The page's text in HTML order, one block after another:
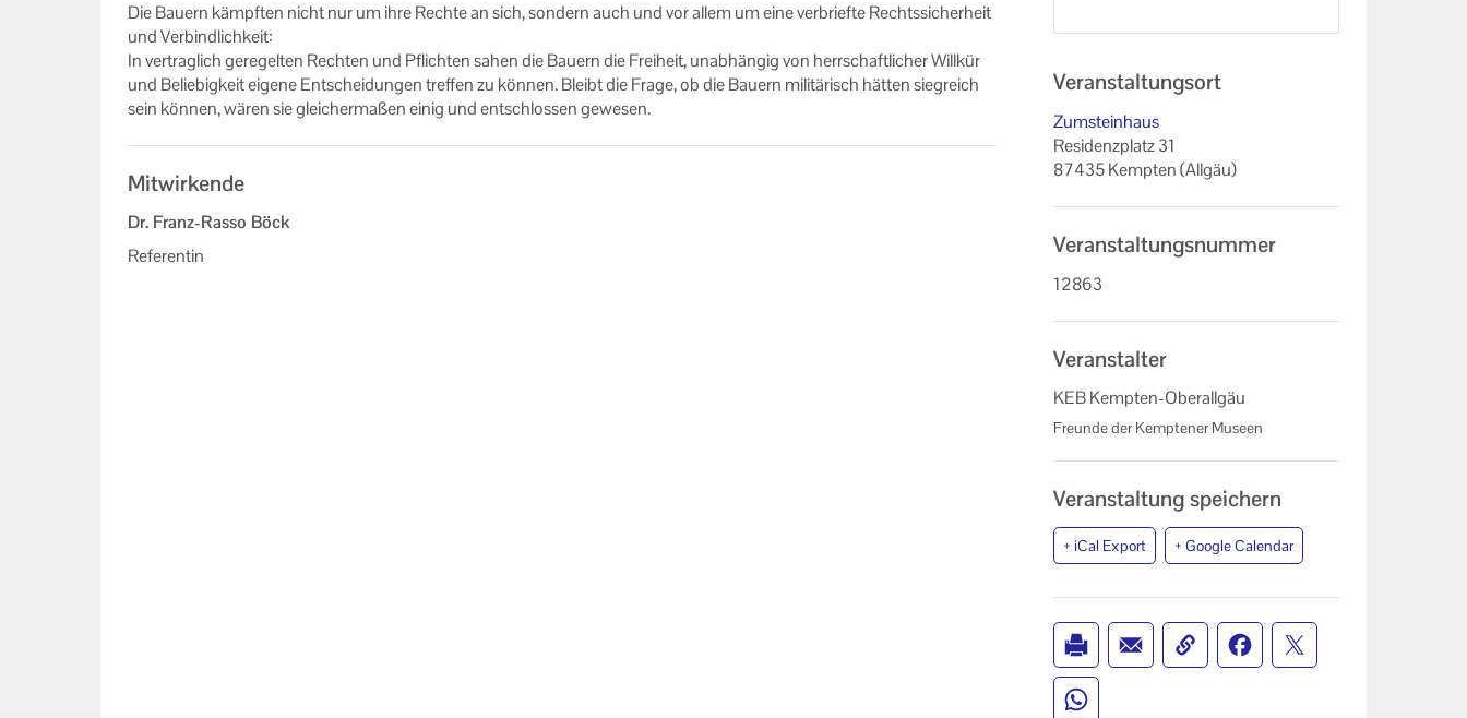
Die Bau­ern kämpf­ten nicht nur um ihre Rech­te an sich, son­dern auch und vor allem um eine ver­brief­te Rechts­si­cher­heit
und Ver­bind­lich­keit:
In ver­trag­lich ge­re­gel­ten Rech­ten und Pflich­ten sahen die Bau­ern die Frei­heit, un­ab­hän­gig von herr­schaft­li­cher Will­kür
und Be­lie­big­keit ei­ge­ne Ent­schei­dun­gen tref­fen zu kön­nen. Bleibt die Frage, ob die Bau­ern mi­li­tä­risch hät­ten sieg­reich
sein kön­nen, wären sie glei­cher­ma­ßen einig und ent­schlos­sen ge­we­sen.
Mitwirkende
Dr. Franz-Rasso Böck
Referentin
Veranstaltungsort
Zumsteinhaus
Residenzplatz 31
87435 Kempten (Allgäu)
Veranstaltungsnummer
12863
Veranstalter
KEB Kempten-Oberallgäu
Freunde der Kemptener Museen
Veranstaltung speichern
+ iCal Export + Google Calendar
Formulare zum Download
Ihr Kontakt zu uns